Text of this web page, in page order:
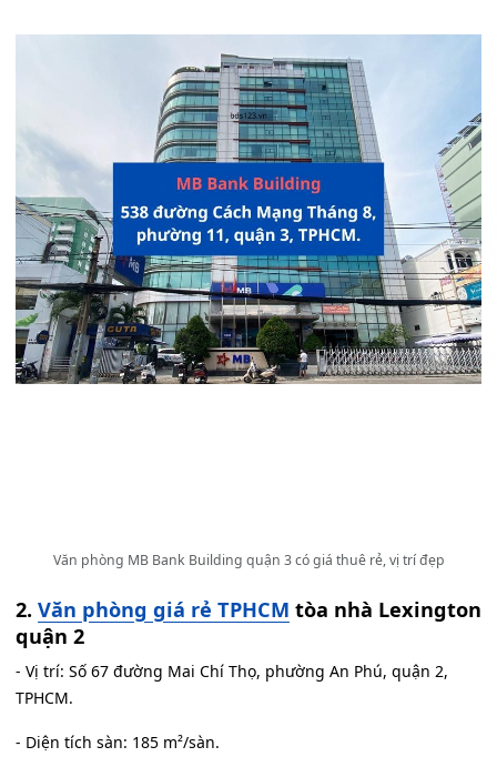
Văn phòng MB Bank Building quận 3 có giá thuê rẻ, vị trí đẹp
2. Văn phòng giá rẻ TPHCM tòa nhà Lexington
quận 2
- Vị trí: Số 67 đường Mai Chí Thọ, phường An Phú, quận 2,
TPHCM.
- Diện tích sàn: 185 m²/sàn.